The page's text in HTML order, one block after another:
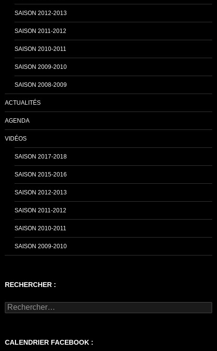
n
SAISON 2012-2013
SAISON 2011-2012
SAISON 2010-2011
SAISON 2009-2010
SAISON 2008-2009
ACTUALITÉS
AGENDA
VIDÉOS
SAISON 2017-2018
SAISON 2015-2016
SAISON 2012-2013
SAISON 2011-2012
SAISON 2010-2011
SAISON 2009-2010
RECHERCHER :
Rechercher :
CALENDRIER FACEBOOK :